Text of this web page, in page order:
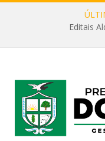
Editais